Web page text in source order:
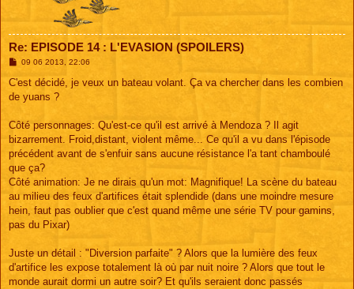
Re: EPISODE 14 : L'EVASION (SPOILERS)
M
s
a
09 06 2013, 22:06
C'est décidé, je veux un bateau volant. Ça va chercher dans les combien
de yuans ?
Côté personnages: Qu'est-ce qu'il est arrivé à Mendoza ? Il agit
bizarrement. Froid,distant, violent même... Ce qu'il a vu dans l'épisode
précédent avant de s'enfuir sans aucune résistance l'a tant chamboulé
que ça?
Côté animation: Je ne dirais qu'un mot: Magnifique! La scène du bateau
au milieu des feux d'artifices était splendide (dans une moindre mesure
hein, faut pas oublier que c'est quand même une série TV pour gamins,
pas du Pixar)
Juste un détail : "Diversion parfaite" ? Alors que la lumière des feux
d'artifice les expose totalement là où par nuit noire ? Alors que tout le
monde aurait dormi un autre soir? Et qu'ils seraient donc passés